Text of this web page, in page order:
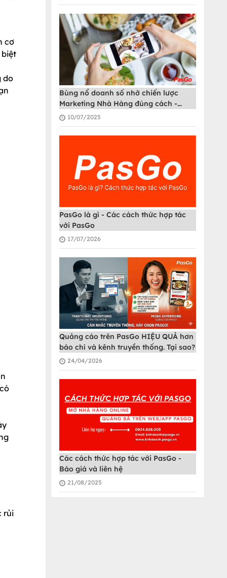
cơ
biệt
do
rủi
Bùng nổ doanh số nhờ chiến lược
Marketing Nhà Hàng đúng cách -
PasGo
10/07/2025
PasGo là gì - Các cách thức hợp tác
với PasGo
17/07/2026
Quảng cáo trên PasGo HIỆU QUẢ hơn
báo chí và kênh truyền thống. Tại sao?
24/04/2026
Các cách thức hợp tác với PasGo -
Báo giá và liên hệ
21/08/2025